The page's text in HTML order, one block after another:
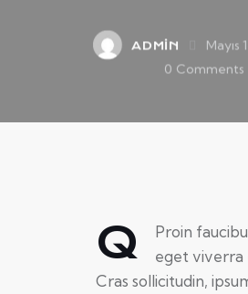
ADMIN
Mayıs
0 Comments
Q
Proin
eget viverra
Cras sollicitudin,